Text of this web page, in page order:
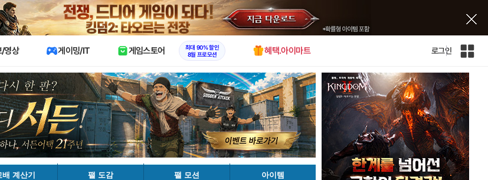
X
/영상 게이밍/IT 게임스토어
최대 90% 할인
8월 프로모션
혜택.아이마트 로그인
인
전
체
사
이
트
맵
배 계산기 팰 도감 팰 모션 아이템